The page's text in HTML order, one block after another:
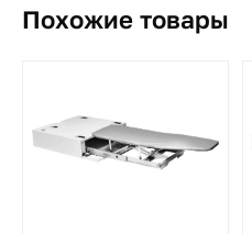
Похожие товары